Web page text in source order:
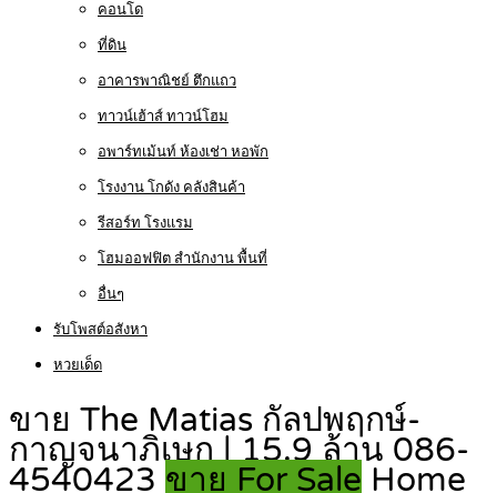
คอนโด
ที่ดิน
อาคารพาณิชย์ ตึกแถว
ทาวน์เฮ้าส์ ทาวน์โฮม
อพาร์ทเม้นท์ ห้องเช่า หอพัก
โรงงาน โกดัง คลังสินค้า
รีสอร์ท โรงแรม
โฮมออฟฟิต สำนักงาน พื้นที่
อื่นๆ
รับโพสต์อสังหา
หวยเด็ด
ขาย The Matias กัลปพฤกษ์-
กาญจนาภิเษก | 15.9 ล้าน 086-
4540423 ขาย For Sale Home